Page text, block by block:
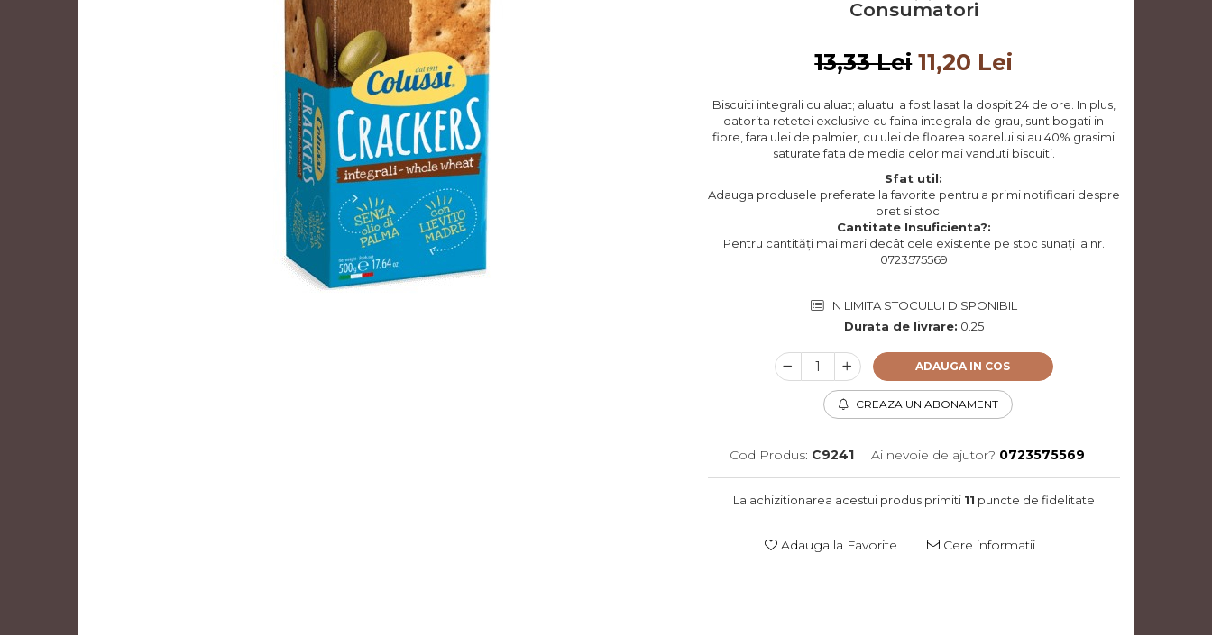
Consumatori
13,33 Lei 11,20 Lei
Biscuiti integrali cu aluat; aluatul a fost lasat la dospit 24 de ore. In plus,
datorita retetei exclusive cu faina integrala de grau, sunt bogati in
fibre, fara ulei de palmier, cu ulei de floarea soarelui si au 40% grasimi
saturate fata de media celor mai vanduti biscuiti.
Sfat util:
Adauga produsele preferate la favorite pentru a primi notificari despre
pret si stoc
Cantitate Insuficienta?:
Pentru cantități mai mari decât cele existente pe stoc sunați la nr.
0723575569
IN LIMITA STOCULUI DISPONIBIL
Durata de livrare: 0.25
ADAUGA IN COS
CREAZA UN ABONAMENT
Cod Produs: C9241 Ai nevoie de ajutor? 0723575569
La achizitionarea acestui produs primiti 11 puncte de fidelitate
Adauga la Favorite Cere informatii